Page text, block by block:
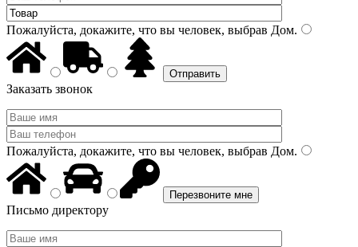
Пожалуйста, докажите, что вы человек, выбрав Дом.
Заказать звонок
Пожалуйста, докажите, что вы человек, выбрав Дом.
Письмо директору